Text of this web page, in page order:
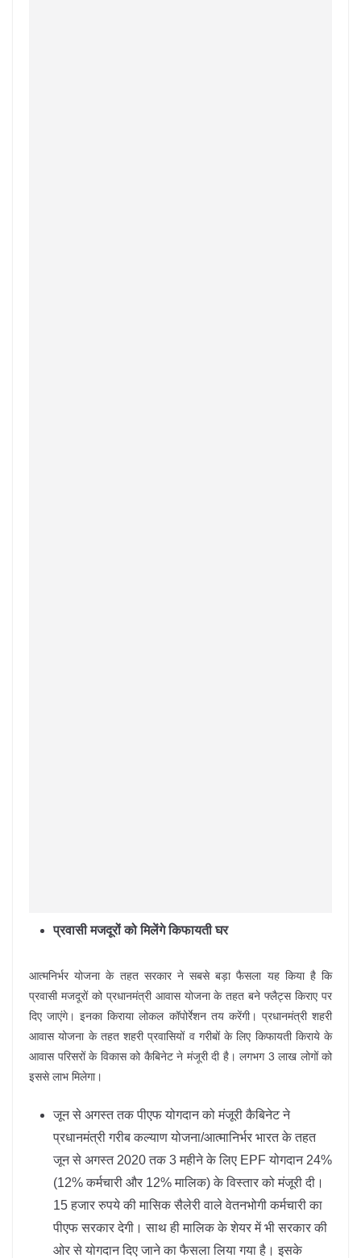
प्रवासी मजदूरों को मिलेंगे किफायती घर
आत्मनिर्भर योजना के तहत सरकार ने सबसे बड़ा फैसला यह किया है कि
प्रवासी मजदूरों को प्रधानमंत्री आवास योजना के तहत बने फ्लैट्स किराए पर
दिए जाएंगे। इनका किराया लोकल कॉपोर्रेशन तय करेंगी। प्रधानमंत्री शहरी
आवास योजना के तहत शहरी प्रवासियों व गरीबों के लिए किफायती किराये के
आवास परिसरों के विकास को कैबिनेट ने मंजूरी दी है। लगभग 3 लाख लोगों को
इससे लाभ मिलेगा।
जून से अगस्त तक पीएफ योगदान को मंजूरी कैबिनेट ने
प्रधानमंत्री गरीब कल्याण योजना/आत्मानिर्भर भारत के तहत
जून से अगस्त 2020 तक 3 महीने के लिए EPF योगदान 24%
(12% कर्मचारी और 12% मालिक) के विस्तार को मंजूरी दी।
15 हजार रुपये की मासिक सैलेरी वाले वेतनभोगी कर्मचारी का
पीएफ सरकार देगी। साथ ही मालिक के शेयर में भी सरकार की
ओर से योगदान दिए जाने का फैसला लिया गया है। इसके